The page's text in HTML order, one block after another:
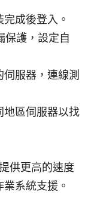
成後登入。
保護，設定自
服器，連線測
地區伺服器以找
供更高的速度
系統支援。